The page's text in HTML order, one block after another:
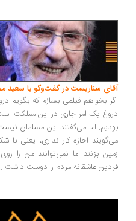
سناریست در گفت‌وگو با سعید مطلبی
بخواهم فیلمی بسازم که بگویم دروغ
یک امر جاری در این مملکت است.
اما می‌گفتند این مسلمان نیست...
اجازه کار نداری، یعنی با شکنجه
بزنند اما نمی‌توانند من را روی
عاشقانه مردم را دوست داشت ...